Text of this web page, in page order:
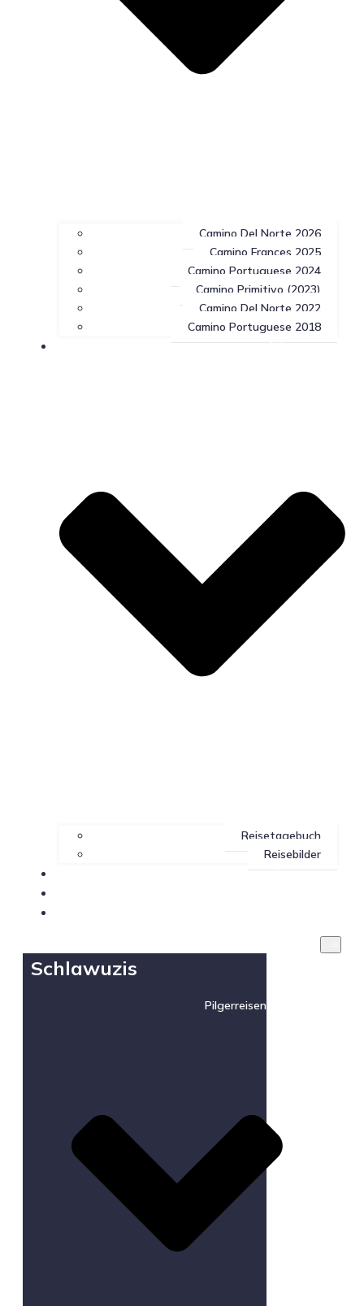
Camino Del Norte 2026
Camino Frances 2025
Camino Portuguese 2024
Camino Primitivo (2023)
Camino Del Norte 2022
Camino Portuguese 2018
Allgemeines
Reisetagebuch
Reisebilder
Impressum
Schlawuzis
Pilgerreisen